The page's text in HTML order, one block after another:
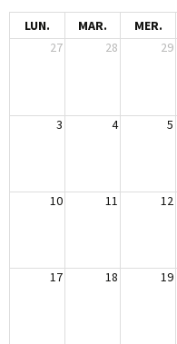
LUN. MAR. MER.
27
28 29
3 4 5
10 11 12
17 18 19